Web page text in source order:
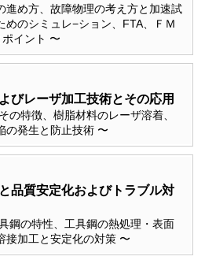
進め方、故障物理の考え方と加速試
めのシミュレ−ション、FTA、ＦＭ
イント 〜
びレーザ加工技術とその応用
の特徴、樹脂材料のレーザ溶着、
の発生と防止技術 〜
品質安定化およびトラブル対
鋼の特性、工具鋼の熱処理・表面
接加工と安定化の対策 〜